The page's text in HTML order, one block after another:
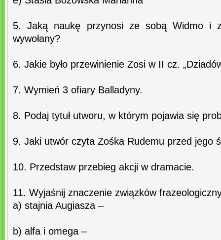
5. Jaką naukę przynosi ze sobą Widmo i
wywołany?
6. Jakie było przewinienie Zosi w II cz.
7. Wymień 3 ofiary Balladyny.
8. Podaj tytuł utworu, w którym pojawia się
9. Jaki utwór czyta Zośka Rudemu przed jego
10. Przedstaw przebieg akcji w dramacie.
11. Wyjaśnij znaczenie związków
a) stajnia Augiasza –
b) alfa i omega –